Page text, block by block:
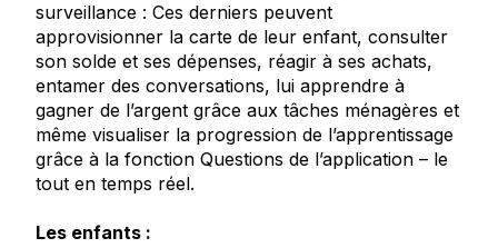
surveillance : Ces derniers peuvent
approvisionner la carte de leur enfant, consulter
son solde et ses dépenses, réagir à ses achats,
entamer des conversations, lui apprendre à
gagner de l’argent grâce aux tâches ménagères et
même visualiser la progression de l’apprentissage
grâce à la fonction Questions de l’application – le
tout en temps réel.
Les enfants :